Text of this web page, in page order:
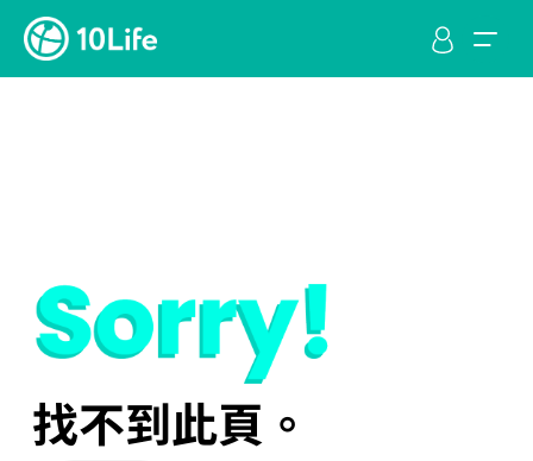
找不到此頁。